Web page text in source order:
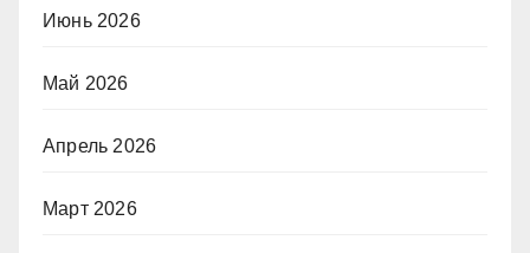
Июнь 2026
Май 2026
Апрель 2026
Март 2026